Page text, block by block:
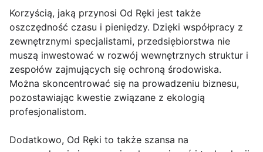
Korzyścią, jaką przynosi Od Ręki jest także
oszczędność czasu i pieniędzy. Dzięki współpracy z
zewnętrznymi specjalistami, przedsiębiorstwa nie
muszą inwestować w rozwój wewnętrznych struktur i
zespołów zajmujących się ochroną środowiska.
Można skoncentrować się na prowadzeniu biznesu,
pozostawiając kwestie związane z ekologią
profesjonalistom.
Dodatkowo, Od Ręki to także szansa na